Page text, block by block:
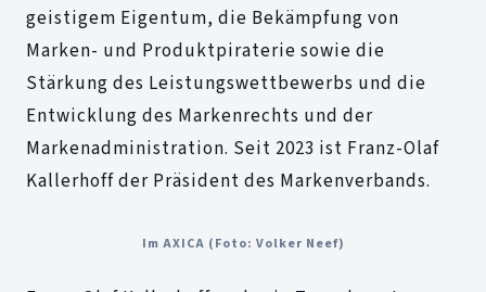
geistigem Eigentum, die Bekämpfung von
Marken- und Produktpiraterie sowie die
Stärkung des Leistungswettbewerbs und die
Entwicklung des Markenrechts und der
Markenadministration. Seit 2023 ist Franz-Olaf
Kallerhoff der Präsident des Markenverbands.
Im AXICA (Foto: Volker Neef)